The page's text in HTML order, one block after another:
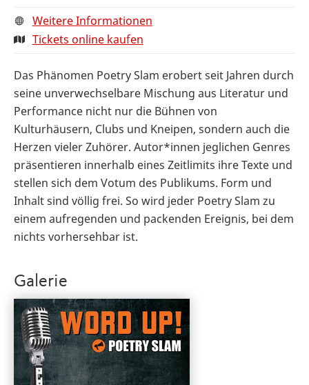
Weitere Informationen
Tickets online kaufen
Das Phänomen Poetry Slam erobert seit Jahren durch
seine unverwechselbare Mischung aus Literatur und
Performance nicht nur die Bühnen von
Kulturhäusern, Clubs und Kneipen, sondern auch die
Herzen vieler Zuhörer. Autor*innen jeglichen Genres
präsentieren innerhalb eines Zeitlimits ihre Texte und
stellen sich dem Votum des Publikums. Form und
Inhalt sind völlig frei. So wird jeder Poetry Slam zu
einem aufregenden und packenden Ereignis, bei dem
nichts vorhersehbar ist.
Galerie